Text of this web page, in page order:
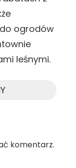
ogrodów
leśnymi.
komentarz.